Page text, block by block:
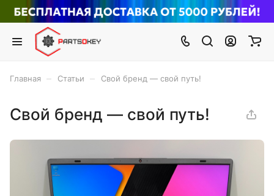
Главная Статьи Свой бренд — свой путь!
Свой бренд — свой путь!